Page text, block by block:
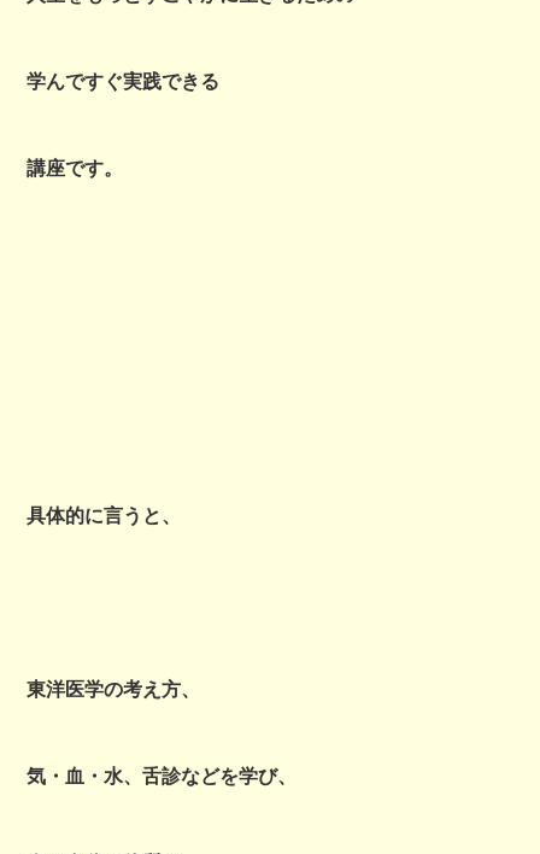
学んですぐ実践できる
講座です。
具体的に言うと、
東洋医学の考え方、
気・血・水、舌診などを学び、